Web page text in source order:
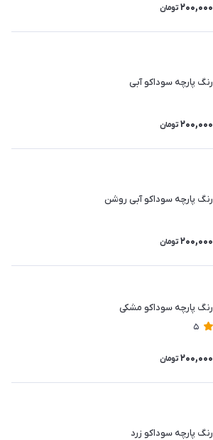
200,000 تومان
رنگ پارچه سوداکو آبی
200,000 تومان
رنگ پارچه سوداکو آبی روشن
200,000 تومان
رنگ پارچه سوداکو مشکی
5
200,000 تومان
رنگ پارچه سوداکو زرد